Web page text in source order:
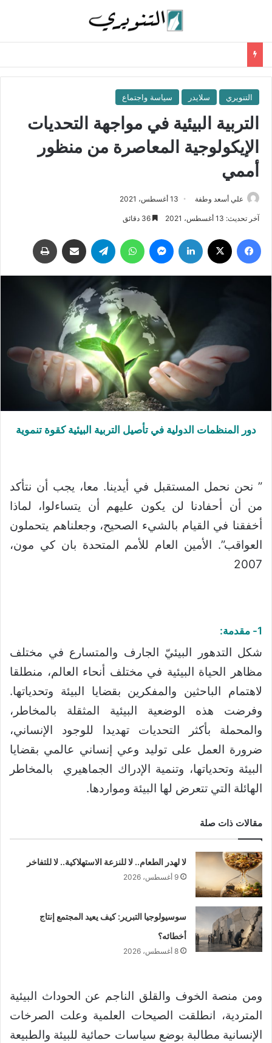
التنويري سلايدر سياسة واجتماع
التربية البيئية في مواجهة التحديات
الإيكولوجية المعاصرة من منظور
أممي
علي أسعد وطفة 13 أغسطس، 2021
آخر تحديث: 13 أغسطس، 2021
دور المنظمات الدولية في تأصيل التربية البيئية كقوة تنموية
” نحن نحمل المستقبل في أيدينا. معا، يجب أن نتأكد
من أن أحفادنا لن يكون عليهم أن يتساءلوا، لماذا
أخفقنا في القيام بالشيء الصحيح، وجعلناهم يتحملون
العواقب”. الأمين العام للأمم المتحدة بان كي مون،
2007
1- مقدمة:
شكل التدهور البيئيّ الجارف والمتسارع في مختلف
مظاهر الحياة البيئية في مختلف أنحاء العالم، منطلقا
لاهتمام الباحثين والمفكرين بقضايا البيئة وتحدياتها.
وفرضت هذه الوضعية البيئية المثقلة بالمخاطر،
والمحملة بأكثر التحديات تهديدا للوجود الإنساني،
ضرورة العمل على توليد وعي إنساني عالمي بقضايا
البيئة وتحدياتها، وتنمية الإدراك الجماهيري بالمخاطر
الهائلة التي تتعرض لها البيئة ومواردها.
مقالات ذات صلة
لا لهدر الطعام.. لا للنزعة الاستهلاكية.. لا للتفاخر
9 أغسطس، 2026
سوسيولوجيا التبرير: كيف يعيد المجتمع إنتاج
أخطائه؟
8 أغسطس، 2026
ومن منصة الخوف والقلق الناجم عن الحوداث البيئية
المتردية، انطلقت الصيحات العلمية وعلت الصرخات
الإنسانية مطالبة بوضع سياسات حمائية للبيئة والطبيعة